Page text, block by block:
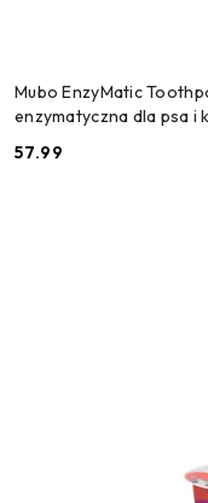
Mubo EnzyMatic
enzymatyczna dla psa i
Cena:
57.99